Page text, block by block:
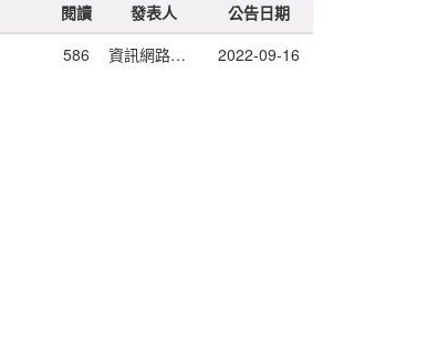
閱讀 發表人
公告日期
586 資訊網路中心 2022-09-16